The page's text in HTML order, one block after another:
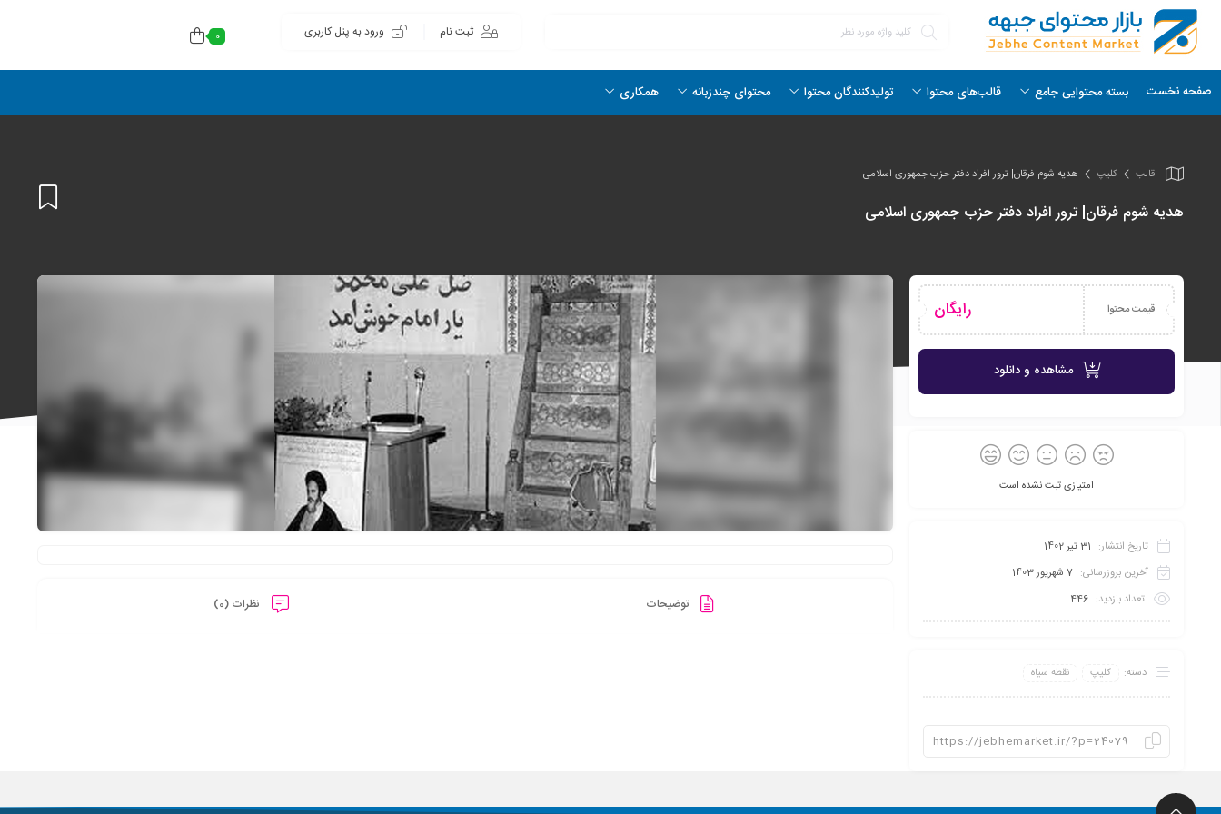
ثبت نام ورود به پنل کاربری 0
صفحه نخست بسته محتوایی جامع قالب‌های محتوا تولیدکنندگان محتوا محتوای چندزبانه همکاری
قالب کلیپ هدیه شوم فرقان| ترور افراد دفتر حزب جمهوری اسلامی
هدیه شوم فرقان| ترور افراد دفتر حزب جمهوری اسلامی
علاقه
توضیحات نظرات (0)
قیمت محتوا رایگان
مشاهده و دانلود
امتیازی ثبت نشده است
تاریخ انتشار: 31 تیر 1402
آخرین بروزرسانی: 7 شهریور 1403
تعداد بازدید: 446
دسته: کلیپ نقطه سیاه